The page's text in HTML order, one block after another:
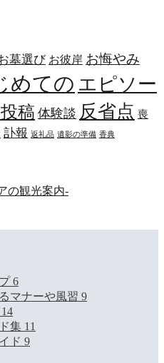
墓選び お彼岸 お悔やみ
めての エピソー
稿 体験談 反省点 喪
訃報 返礼品 遺影の準備 香典
の観光案内-
6
マナーや風習 9
14
集 11
ド 9